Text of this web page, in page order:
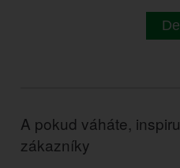
A pokud váháte,
zákazníky